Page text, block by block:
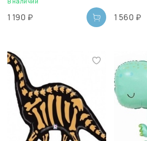
1 190 ₽ 1 560 ₽